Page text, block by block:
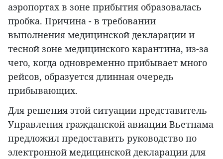
аэропортах в зоне прибытия образовалась
пробка. Причина - в требовании
выполнения медицинской декларации и
тесной зоне медицинского карантина, из-за
чего, когда одновременно прибывает много
рейсов, образуется длинная очередь
прибывающих.
Для решения этой ситуации представитель
Управления гражданской авиации Вьетнама
предложил предоставить руководство по
электронной медицинской декларации для